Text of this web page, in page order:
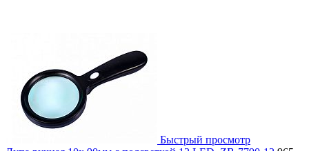
Быстрый просмотр